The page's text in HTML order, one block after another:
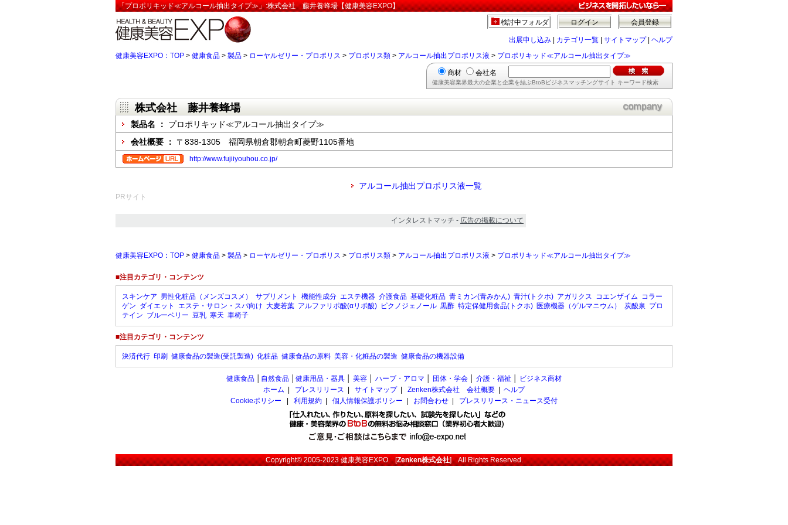
「プロポリキッド≪アルコール抽出タイプ≫」:株式会社 藤井養蜂場【健康美容EXPO】
会員登録
ログイン
検討中フォルダ
出展申し込み カテゴリ一覧 サイトマップ| ヘルプ
健康美容EXPO：TOP > 健康食品 > 製品 > ローヤルゼリー・プロポリス > プロポリス類 > アルコール抽出プロポリス液 > プロポリキッド≪アルコール抽出タイプ≫
商材 会社名
健康美容業界最大の企業と企業を結ぶBtoBビジネスマッチングサイト キーワード検索
株式会社 藤井養蜂場
製品名 ： プロポリキッド≪アルコール抽出タイプ≫
会社概要 ： 〒838-1305 福岡県朝倉郡朝倉町菱野1105番地
http://www.fujiiyouhou.co.jp/
アルコール抽出プロポリス液一覧
PRサイト
インタレストマッチ - 広告の掲載について
健康美容EXPO：TOP > 健康食品 > 製品 > ローヤルゼリー・プロポリス > プロポリス類 > アルコール抽出プロポリス液 > プロポリキッド≪アルコール抽出タイプ≫
■注目カテゴリ・コンテンツ
スキンケア 男性化粧品（メンズコスメ） サプリメント 機能性成分 エステ機器 介護食品 基礎化粧品 青ミカン(青みかん) 青汁(トクホ) アガリクス コエンザイム コラー
ゲン ダイエット エステ・サロン・スパ向け 大麦若葉 アルファリポ酸(αリポ酸) ピクノジェノール 黒酢 特定保健用食品(トクホ) 医療機器（ゲルマニウム） 炭酸泉 プロ
テイン ブルーベリー 豆乳 寒天 車椅子
■注目カテゴリ・コンテンツ
決済代行 印刷 健康食品の製造(受託製造) 化粧品 健康食品の原料 美容・化粧品の製造 健康食品の機器設備
健康食品 自然食品 健康用品・器具 美容 ハーブ・アロマ 団体・学会 介護・福祉
ビジネス商材
ホーム
プレスリリース サイトマップ| Zenken株式会社 会社概要
ヘルプ
Cookieポリシー
利用規約 個人情報保護ポリシー お問合わせ プレスリリース・ニュース受付
Copyright© 2005-2023健康美容EXPO[Zenken株式会社] All Rights Reserved.